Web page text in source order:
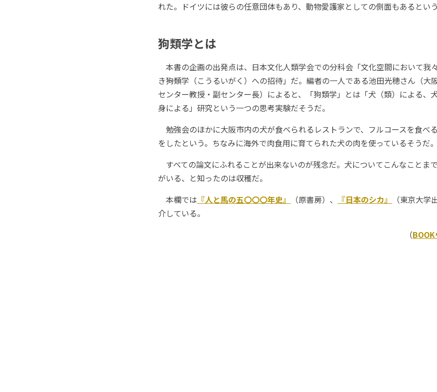
れた。ドイツには彼らの任意団体もあり、動物愛護家としての側面もあるとい
狗類学とは
本書の企画の出発点は、日本文化人類学会での分科会「文化空間において我
き――狗類学（こうるいがく）への招待」だ。編者の一人である池田光穂さん（大
センター教授・副センター長）によると、「狗類学」とは「犬（類）による、
身による」研究という一つの思考実験だそうだ。
勉強会のほかに大阪市内の犬が食べられるレストランで、フルコースを食べ
をしたという。ちなみに海外で肉食用に育てられた犬の肉を使っているそうだ
すべての論文にふれることが出来ないのが残念だ。犬についてこんなことま
がいる、と知ったのは収穫だ。
本欄では 『人と馬の五〇〇〇年史』 （原書房）、 『日本のシカ』
（東京大
介している。
（